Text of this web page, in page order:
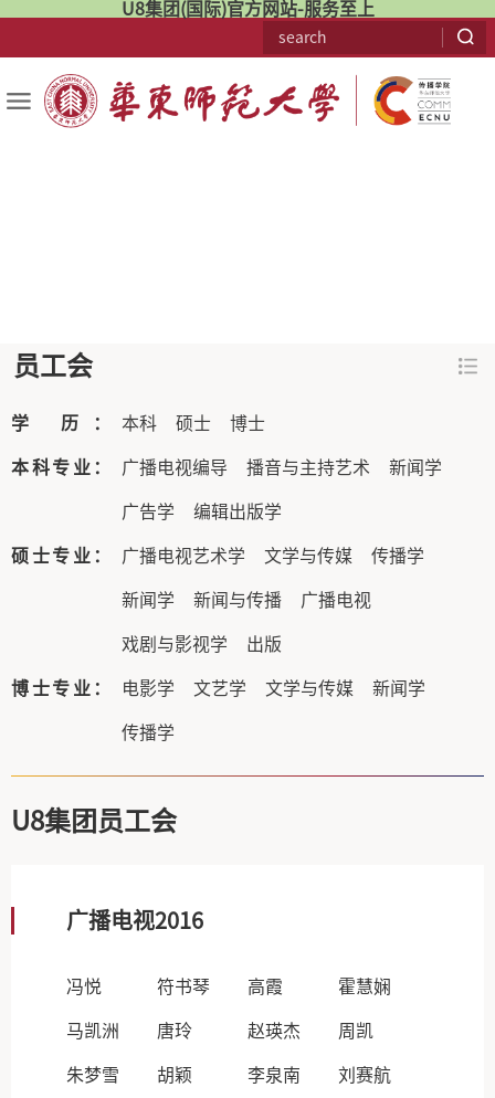
U8集团(国际)官方网站-服务至上
员工会
学 历： 本科 硕士 博士
本科专业： 广播电视编导 播音与主持艺术 新闻学
广告学 编辑出版学
硕士专业： 广播电视艺术学 文学与传媒 传播学
新闻学 新闻与传播 广播电视
戏剧与影视学 出版
博士专业： 电影学 文艺学 文学与传媒 新闻学
传播学
U8集团员工会
广播电视2016
冯悦 符书琴 高霞 霍慧娴
马凯洲 唐玲 赵瑛杰 周凯
朱梦雪 胡颖 李泉南 刘赛航